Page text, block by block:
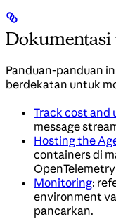
Panduan-panduan
berdekatan untuk
Track cost and
message
Hosting the
containers di
Monitoring:
environment
pancarkan.